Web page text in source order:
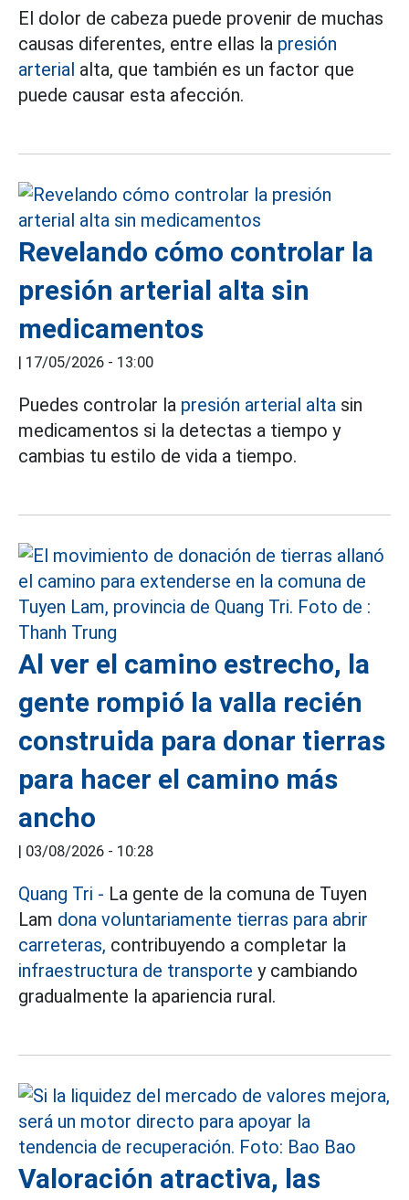
El dolor de cabeza puede provenir de muchas
causas diferentes, entre ellas la presión
arterial alta, que también es un factor que
puede causar esta afección.
Revelando cómo controlar la
presión arterial alta sin
medicamentos
| 17/05/2026 - 13:00
Puedes controlar la presión arterial alta sin
medicamentos si la detectas a tiempo y
cambias tu estilo de vida a tiempo.
Al ver el camino estrecho, la
gente rompió la valla recién
construida para donar tierras
para hacer el camino más
ancho
| 03/08/2026 - 10:28
Quang Tri - La gente de la comuna de Tuyen
Lam dona voluntariamente tierras para abrir
carreteras, contribuyendo a completar la
infraestructura de transporte y cambiando
gradualmente la apariencia rural.
Valoración atractiva, las